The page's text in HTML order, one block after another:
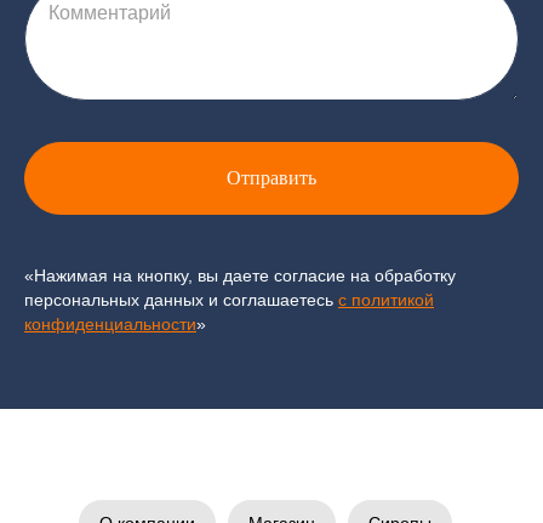
Комментарий
Отправить
«Нажимая на кнопку, вы даете согласие на обработку
персональных данных и соглашаетесь c политикой
конфиденциальности»